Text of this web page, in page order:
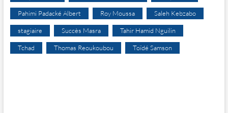
Pahimi Padacké Albert Roy Moussa Saleh Kebzabo
stagiaire Succès Masra Tahir Hamid Nguilin
Tchad Thomas Reoukoubou Toïdé Samson